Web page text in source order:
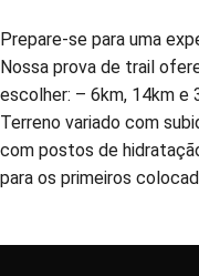
Prepare-se para uma
Nossa prova de trail
escolher: – 6km, 14km e
Terreno variado com
com postos de
para os primeiros